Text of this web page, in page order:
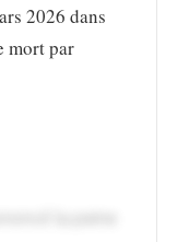
2026 dans
mort par